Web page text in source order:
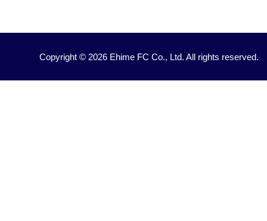
Copyright © 2026 Ehime FC Co., Ltd. All rights reserved.